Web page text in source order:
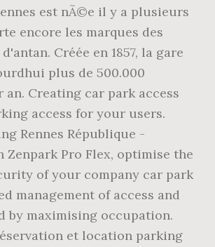
est nÃ©e il y a plusieurs
encore les marques des
Créée en 1857, la gare
plus de 500.000
an. Creating car park access
access for your users.
Rennes République -
Zenpark Pro Flex, optimise the
of your company car park
management of access and
by maximising occupation.
et location parking